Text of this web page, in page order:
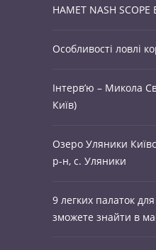
НАМЕТ NASH SCOPE
Особливості ловлі
Інтерв’ю – Микола
Київ)
Озеро Уляники
р-н, c. Уляники
9 легких палаток
зможете знайти в